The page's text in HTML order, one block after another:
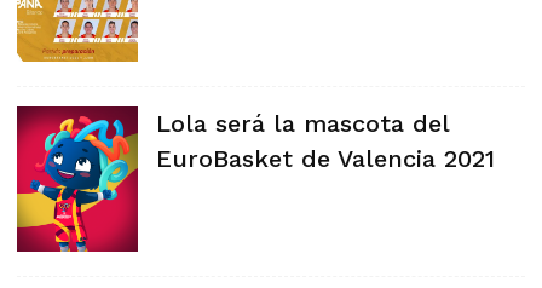
Lola será la mascota del
EuroBasket de Valencia 2021